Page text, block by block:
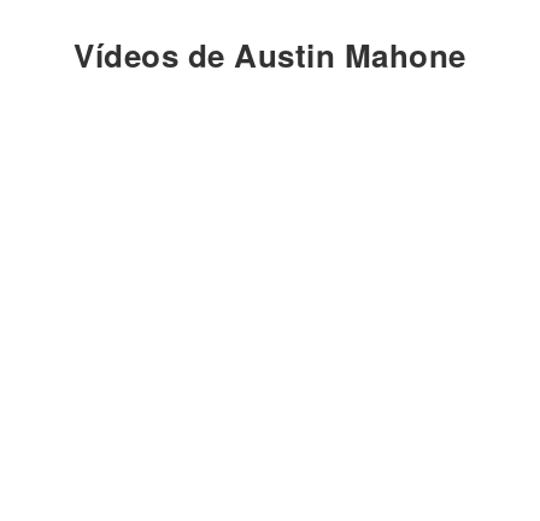
Vídeos de Austin Mahone